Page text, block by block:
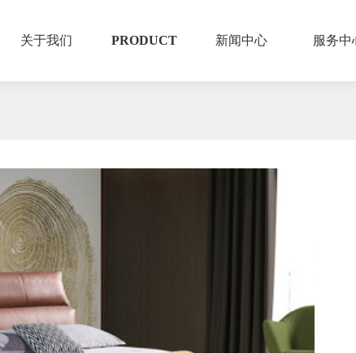
关于我们 PRODUCT 新闻中心 服务中